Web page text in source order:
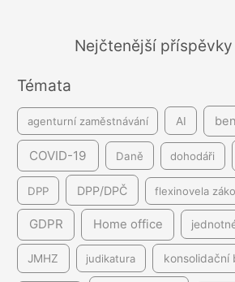
í
Nejčtenější
Témata
agenturní zaměstnávání AI
COVID-19 Daně dohodáři
DPP DPP/DPČ flexinovela
GDPR Home office
JMHZ judikatura konsolidační